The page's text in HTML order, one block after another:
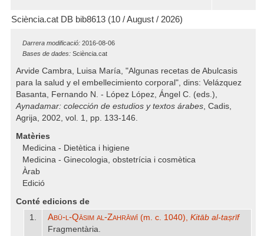
Sciència.cat DB bib8613 (10 / August / 2026)
Darrera modificació: 2016-08-06
Bases de dades: Sciència.cat
Arvide Cambra, Luisa María, "Algunas recetas de Abulcasis
para la salud y el embellecimiento corporal", dins: Velázquez
Basanta, Fernando N. - López López, Ángel C. (eds.),
Aynadamar: colección de estudios y textos árabes, Cadis,
Agrija, 2002, vol. 1, pp. 133-146.
Matèries
Medicina - Dietètica i higiene
Medicina - Ginecologia, obstetrícia i cosmètica
Àrab
Edició
Conté edicions de
1.
Abū-l-Qāsim al-Zahrāwī (m. c. 1040), Kitāb al-taṣrīf
Fragmentària.